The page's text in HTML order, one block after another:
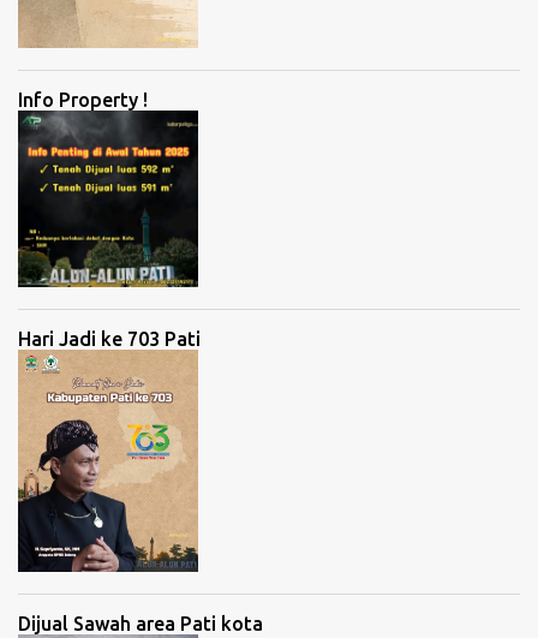
Info Property !
Hari Jadi ke 703 Pati
Dijual Sawah area Pati kota